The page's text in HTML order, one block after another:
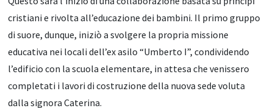
cristiani e rivolta all’educazione dei bambini. Il primo gruppo
di suore, dunque, iniziò a svolgere la propria missione
educativa nei locali dell’ex asilo “Umberto I”, condividendo
l’edificio con la scuola elementare, in attesa che venissero
completati i lavori di costruzione della nuova sede voluta
dalla signora Caterina.